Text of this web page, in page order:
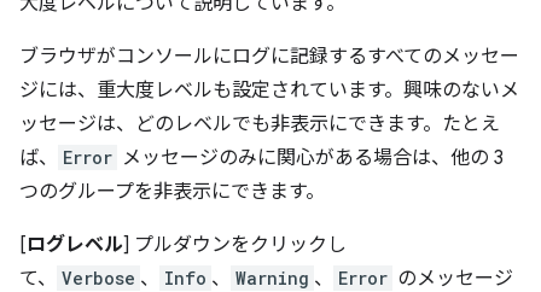
ブラウザがコンソールにログに記録するすべてのメッセー
ジには、重大度レベルも設定されています。興味のないメ
ッセージは、どのレベルでも非表示にできます。たとえ
ば、
Error メッセージのみに関心がある場合は、他の 3
つのグループを非表示にできます。
[ログレベル] プルダウンをクリックし
て、
Verbose 、 Info 、 Warning 、 Error のメッセージ